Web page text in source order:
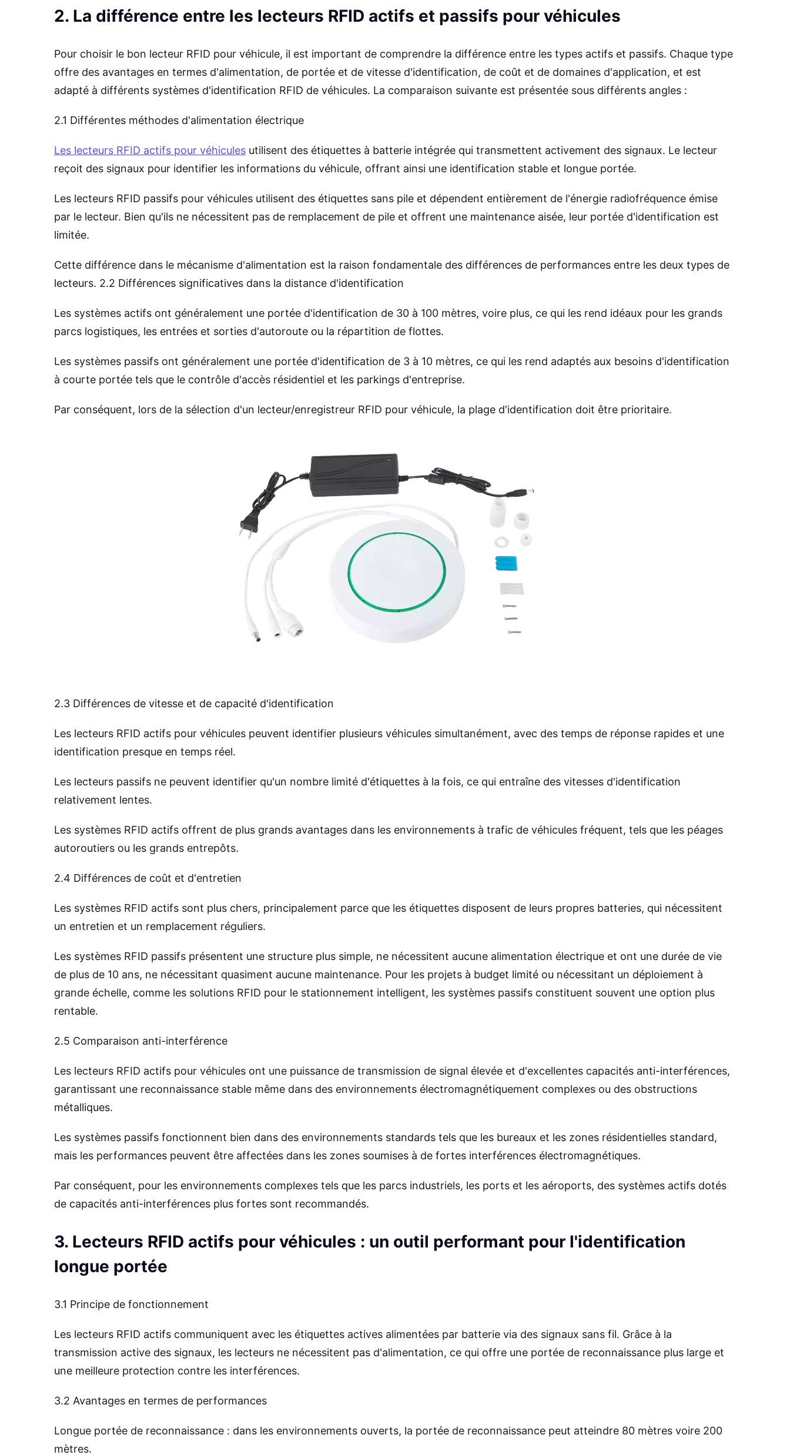
2. La différence entre les lecteurs RFID actifs et passifs pour véhicules
Pour choisir le bon lecteur RFID pour véhicule, il est important de comprendre la différence entre les types actifs et passifs. Chaque type
offre des avantages en termes d'alimentation, de portée et de vitesse d'identification, de coût et de domaines d'application, et est
adapté à différents systèmes d'identification RFID de véhicules. La comparaison suivante est présentée sous différents angles :
2.1 Différentes méthodes d'alimentation électrique
Les lecteurs RFID actifs pour véhicules utilisent des étiquettes à batterie intégrée qui transmettent activement des signaux. Le lecteur
reçoit des signaux pour identifier les informations du véhicule, offrant ainsi une identification stable et longue portée.
Les lecteurs RFID passifs pour véhicules utilisent des étiquettes sans pile et dépendent entièrement de l'énergie radiofréquence émise
par le lecteur. Bien qu'ils ne nécessitent pas de remplacement de pile et offrent une maintenance aisée, leur portée d'identification est
limitée.
Cette différence dans le mécanisme d'alimentation est la raison fondamentale des différences de performances entre les deux types de
lecteurs. 2.2 Différences significatives dans la distance d'identification
Les systèmes actifs ont généralement une portée d'identification de 30 à 100 mètres, voire plus, ce qui les rend idéaux pour les grands
parcs logistiques, les entrées et sorties d'autoroute ou la répartition de flottes.
Les systèmes passifs ont généralement une portée d'identification de 3 à 10 mètres, ce qui les rend adaptés aux besoins d'identification
à courte portée tels que le contrôle d'accès résidentiel et les parkings d'entreprise.
Par conséquent, lors de la sélection d'un lecteur/enregistreur RFID pour véhicule, la plage d'identification doit être prioritaire.
2.3 Différences de vitesse et de capacité d'identification
Les lecteurs RFID actifs pour véhicules peuvent identifier plusieurs véhicules simultanément, avec des temps de réponse rapides et une
identification presque en temps réel.
Les lecteurs passifs ne peuvent identifier qu'un nombre limité d'étiquettes à la fois, ce qui entraîne des vitesses d'identification
relativement lentes.
Les systèmes RFID actifs offrent de plus grands avantages dans les environnements à trafic de véhicules fréquent, tels que les péages
autoroutiers ou les grands entrepôts.
2.4 Différences de coût et d'entretien
Les systèmes RFID actifs sont plus chers, principalement parce que les étiquettes disposent de leurs propres batteries, qui nécessitent
un entretien et un remplacement réguliers.
Les systèmes RFID passifs présentent une structure plus simple, ne nécessitent aucune alimentation électrique et ont une durée de vie
de plus de 10 ans, ne nécessitant quasiment aucune maintenance. Pour les projets à budget limité ou nécessitant un déploiement à
grande échelle, comme les solutions RFID pour le stationnement intelligent, les systèmes passifs constituent souvent une option plus
rentable.
2.5 Comparaison anti-interférence
Les lecteurs RFID actifs pour véhicules ont une puissance de transmission de signal élevée et d'excellentes capacités anti-interférences,
garantissant une reconnaissance stable même dans des environnements électromagnétiquement complexes ou des obstructions
métalliques.
Les systèmes passifs fonctionnent bien dans des environnements standards tels que les bureaux et les zones résidentielles standard,
mais les performances peuvent être affectées dans les zones soumises à de fortes interférences électromagnétiques.
Par conséquent, pour les environnements complexes tels que les parcs industriels, les ports et les aéroports, des systèmes actifs dotés
de capacités anti-interférences plus fortes sont recommandés.
3. Lecteurs RFID actifs pour véhicules : un outil performant pour l'identification
longue portée
3.1 Principe de fonctionnement
Les lecteurs RFID actifs communiquent avec les étiquettes actives alimentées par batterie via des signaux sans fil. Grâce à la
transmission active des signaux, les lecteurs ne nécessitent pas d'alimentation, ce qui offre une portée de reconnaissance plus large et
une meilleure protection contre les interférences.
3.2 Avantages en termes de performances
Longue portée de reconnaissance : dans les environnements ouverts, la portée de reconnaissance peut atteindre 80 mètres voire 200
mètres.